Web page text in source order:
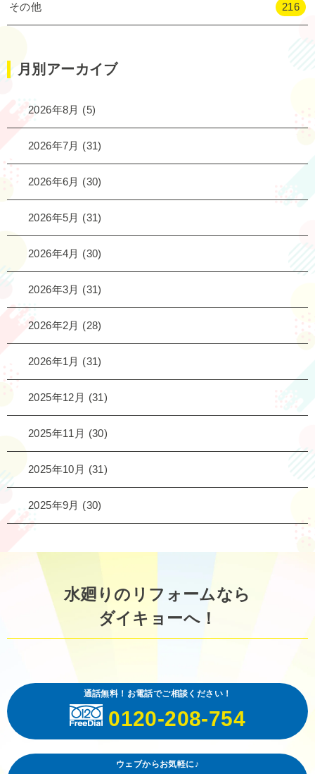
その他 216
月別アーカイブ
2026年8月 (5)
2026年7月 (31)
2026年6月 (30)
2026年5月 (31)
2026年4月 (30)
2026年3月 (31)
2026年2月 (28)
2026年1月 (31)
2025年12月 (31)
2025年11月 (30)
2025年10月 (31)
2025年9月 (30)
水廻りのリフォームなら
ダイキョーへ！
通話無料！お電話でご相談ください！
0120-208-754
ウェブからお気軽に♪